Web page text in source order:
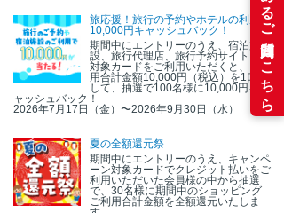
旅応援！旅行の予約やホテルの利用で
10,000円キャッシュバック！
期間中にエントリーのうえ、宿泊施
設、旅行代理店、旅行予約サイトにて
対象カードをご利用いただくと、ご利
用合計金額10,000円（税込）を1口と
して、抽選で100名様に10,000円をキ
ャッシュバック！
2026年7月17日（金）〜2026年9月30日（水）
夏の全額還元祭
期間中にエントリーのうえ、キャンペ
ーン対象カードでクレジット払いをご
利用いただいた会員様の中から抽選
で、30名様に期間中のショッピング
ご利用合計金額を全額還元いたしま